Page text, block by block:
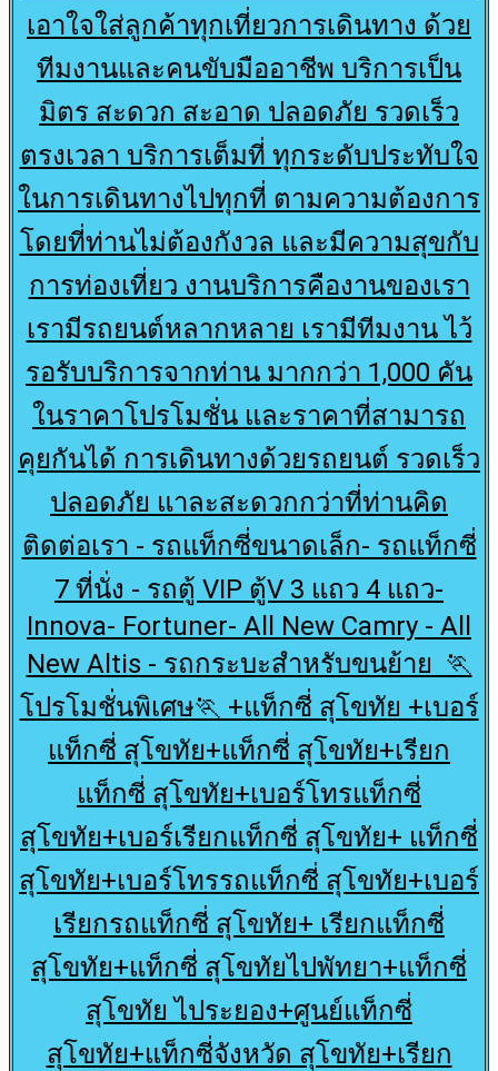
เอาใจใส่ลูกค้าทุกเที่ยวการเดินทาง ด้วย
ทีมงานและคนขับมืออาชีพ บริการเป็น
มิตร สะดวก สะอาด ปลอดภัย รวดเร็ว
ตรงเวลา บริการเต็มที่ ทุกระดับประทับใจ
ในการเดินทางไปทุกที่ ตามความต้องการ
โดยที่ท่านไม่ต้องกังวล และมีความสุขกับ
การท่องเที่ยว งานบริการคืองานของเรา
เรามีรถยนต์หลากหลาย เรามีทีมงาน ไว้
รอรับบริการจากท่าน มากกว่า 1,000 คัน
ในราคาโปรโมชั่น และราคาที่สามารถ
คุยกันได้ การเดินทางด้วยรถยนต์ รวดเร็ว
ปลอดภัย แาละสะดวกกว่าที่ท่านคิด
ติดต่อเรา - รถแท็กซี่ขนาดเล็ก- รถแท็กซี่
7 ที่นั่ง - รถตู้ VIP ตู้V 3 แถว 4 แถว-
Innova- Fortuner- All New Camry - All
New Altis - รถกระบะสำหรับขนย้าย 🏃
โปรโมชั่นพิเศษ🏃 +แท็กซี่ สุโขทัย +เบอร์
แท็กซี่ สุโขทัย+แท็กซี่ สุโขทัย+เรียก
แท็กซี่ สุโขทัย+เบอร์โทรแท็กซี่
สุโขทัย+เบอร์เรียกแท็กซี่ สุโขทัย+ แท็กซี่
สุโขทัย+เบอร์โทรรถแท็กซี่ สุโขทัย+เบอร์
เรียกรถแท็กซี่ สุโขทัย+ เรียกแท็กซี่
สุโขทัย+แท็กซี่ สุโขทัยไปพัทยา+แท็กซี่
สุโขทัย ไประยอง+ศูนย์แท็กซี่
สุโขทัย+แท็กซี่จังหวัด สุโขทัย+เรียก